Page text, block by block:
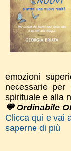
emozioni
necessarie per
spirituale e alla
💙 Ordinabile
Clicca qui e vai
saperne di più